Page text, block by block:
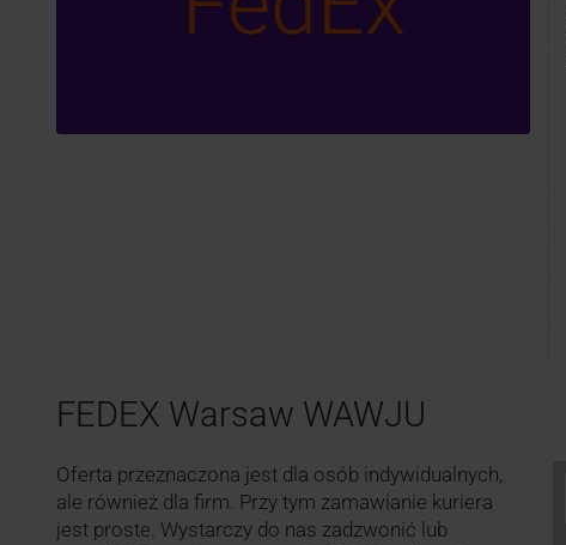
FEDEX Warsaw WAWJU
Oferta przeznaczona jest dla osób indywidualnych,
ale również dla firm. Przy tym zamawianie kuriera
jest proste. Wystarczy do nas zadzwonić lub